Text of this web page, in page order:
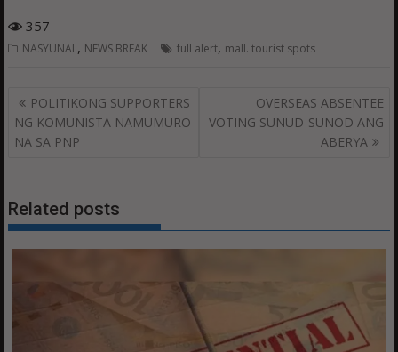
357
NASYUNAL, NEWS BREAK full alert, mall. tourist spots
Post
navigation
POLITIKONG SUPPORTERS
NG KOMUNISTA NAMUMURO
NA SA PNP
OVERSEAS ABSENTEE
VOTING SUNUD-SUNOD ANG
ABERYA
Related posts